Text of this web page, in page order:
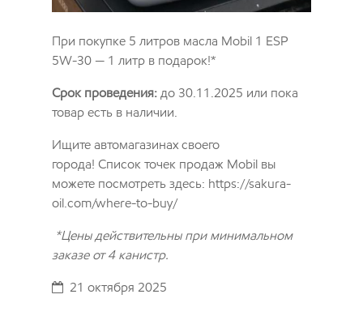
При покупке 5 литров масла Mobil 1 ESP
5W-30 — 1 литр в подарок!*
Срок проведения: до 30.11.2025 или пока
товар есть в наличии.
Ищите автомагазинах своего
города! Список точек продаж Mobil вы
можете посмотреть здесь: https://sakura-
oil.com/where-to-buy/
*Цены действительны при минимальном
заказе от 4 канистр.
21 октября 2025